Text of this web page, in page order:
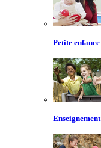
Petite enfance
Enseignement